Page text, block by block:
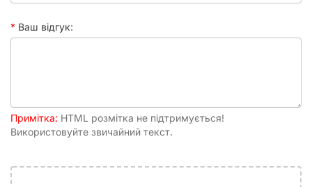
Ваш відгук:
Примітка: HTML розмітка не підтримується!
Використовуйте звичайний текст.